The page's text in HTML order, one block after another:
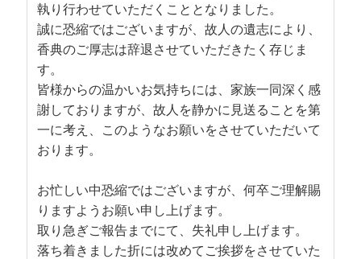
執り行わせていただくこととなりました。
誠に恐縮ではございますが、故人の遺志により、
香典のご厚志は辞退させていただきたく存じま
す。
皆様からの温かいお気持ちには、家族一同深く感
謝しておりますが、故人を静かに見送ることを第
一に考え、このようなお願いをさせていただいて
おります。
お忙しい中恐縮ではございますが、何卒ご理解賜
りますようお願い申し上げます。
取り急ぎご報告までにて、失礼申し上げます。
落ち着きました折には改めてご挨拶をさせていた